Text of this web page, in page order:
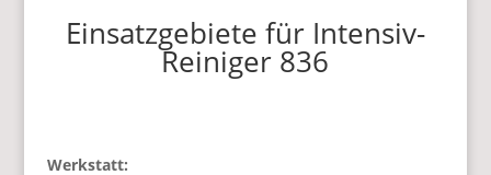
Einsatzgebiete für Intensiv-
Reiniger 836
Werkstatt: